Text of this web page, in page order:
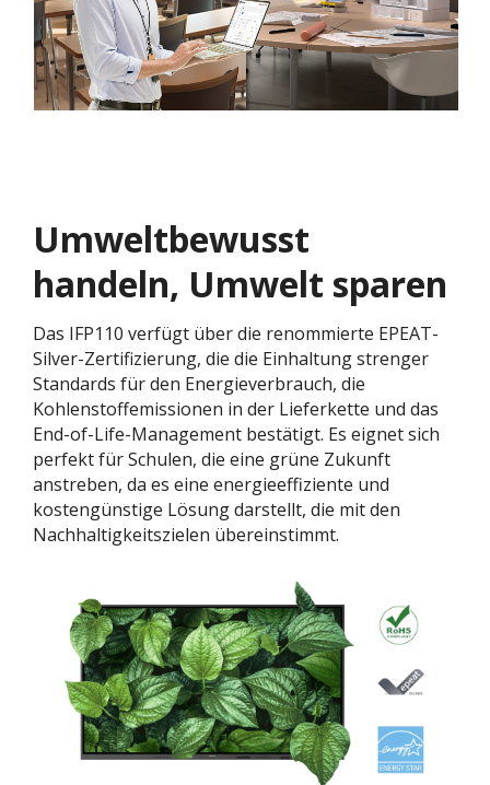
Umweltbewusst
handeln, Umwelt sparen
Das IFP110 verfügt über die renommierte EPEAT-
Silver-Zertifizierung, die die Einhaltung strenger
Standards für den Energieverbrauch, die
Kohlenstoffemissionen in der Lieferkette und das
End-of-Life-Management bestätigt. Es eignet sich
perfekt für Schulen, die eine grüne Zukunft
anstreben, da es eine energieeffiziente und
kostengünstige Lösung darstellt, die mit den
Nachhaltigkeitszielen übereinstimmt.